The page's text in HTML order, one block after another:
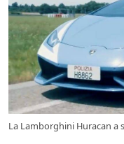
La Lamborghini Huracan a